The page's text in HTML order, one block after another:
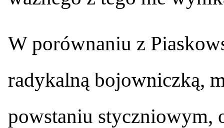
W porównaniu z
radykalną bojowniczką,
powstaniu styczniowym,